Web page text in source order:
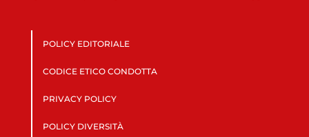
POLICY EDITORIALE
CODICE ETICO CONDOTTA
PRIVACY POLICY
POLICY DIVERSITÀ